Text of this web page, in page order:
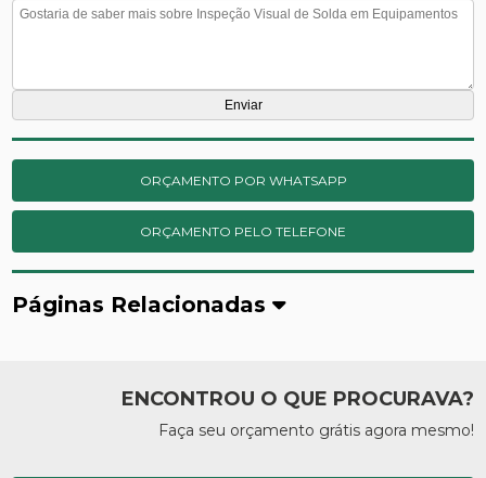
ORÇAMENTO POR WHATSAPP
ORÇAMENTO PELO TELEFONE
Páginas Relacionadas
ENCONTROU O QUE PROCURAVA?
Faça seu orçamento grátis agora mesmo!